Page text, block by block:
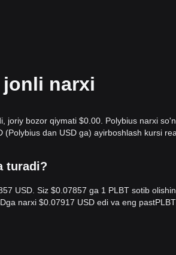
narxi
joriy bozor qiymati $0.00. Polybius narxi
dan USD ga) ayirboshlash kursi
turadi?
USD. Siz $0.07857 ga 1 PLBT sotib
narxi $0.07917 USD edi va eng